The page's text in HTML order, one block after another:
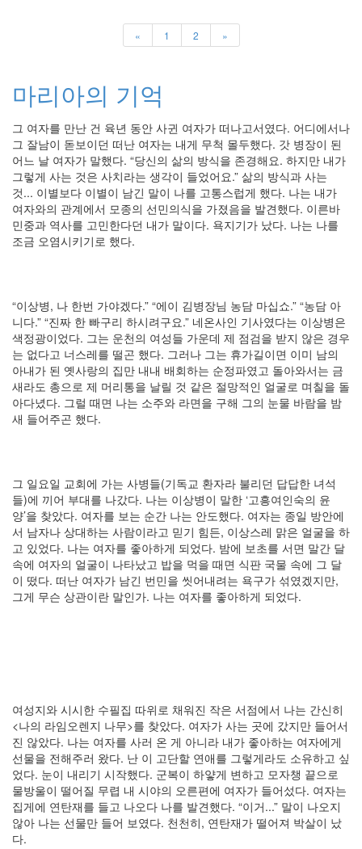
« 1 2 »
마리아의 기억
그 여자를 만난 건 육년 동안 사귄 여자가 떠나고서였다. 어디에서나
그 잘남이 돋보이던 떠난 여자는 내게 무척 몰두했다. 갓 병장이 된
어느 날 여자가 말했다. “당신의 삶의 방식을 존경해요. 하지만 내가
그렇게 사는 것은 사치라는 생각이 들었어요.” 삶의 방식과 사는
것... 이별보다 이별이 남긴 말이 나를 고통스럽게 했다. 나는 내가
여자와의 관계에서 모종의 선민의식을 가졌음을 발견했다. 이른바
민중과 역사를 고민한다던 내가 말이다. 욕지기가 났다. 나는 나를
조금 오염시키기로 했다.
“이상병, 나 한번 가야겠다.” “에이 김병장님 농담 마십쇼.” “농담 아
니다.” “진짜 한 빠구리 하시려구요.” 네온사인 기사였다는 이상병은
색정광이었다. 그는 운천의 여성들 가운데 제 점검을 받지 않은 경우
는 없다고 너스레를 떨곤 했다. 그러나 그는 휴가길이면 이미 남의
아내가 된 옛사랑의 집만 내내 배회하는 순정파였고 돌아와서는 금
새라도 총으로 제 머리통을 날릴 것 같은 절망적인 얼굴로 며칠을 돌
아다녔다. 그럴 때면 나는 소주와 라면을 구해 그의 눈물 바람을 밤
새 들어주곤 했다.
그 일요일 교회에 가는 사병들(기독교 환자라 불리던 답답한 녀석
들)에 끼어 부대를 나갔다. 나는 이상병이 말한 ‘고흥여인숙의 윤
양’을 찾았다. 여자를 보는 순간 나는 안도했다. 여자는 종일 방안에
서 남자나 상대하는 사람이라고 믿기 힘든, 이상스레 맑은 얼굴을 하
고 있었다. 나는 여자를 좋아하게 되었다. 밤에 보초를 서면 말간 달
속에 여자의 얼굴이 나타났고 밥을 먹을 때면 식판 국물 속에 그 달
이 떴다. 떠난 여자가 남긴 번민을 씻어내려는 욕구가 섞였겠지만,
그게 무슨 상관이란 말인가. 나는 여자를 좋아하게 되었다.
여성지와 시시한 수필집 따위로 채워진 작은 서점에서 나는 간신히
<나의 라임오렌지 나무>를 찾았다. 여자가 사는 곳에 갔지만 들어서
진 않았다. 나는 여자를 사러 온 게 아니라 내가 좋아하는 여자에게
선물을 전해주러 왔다. 난 이 고단할 연애를 그렇게라도 소유하고 싶
었다. 눈이 내리기 시작했다. 군복이 하얗게 변하고 모자챙 끝으로
물방울이 떨어질 무렵 내 시야의 오른편에 여자가 들어섰다. 여자는
집게에 연탄재를 들고 나오다 나를 발견했다. “이거...” 말이 나오지
않아 나는 선물만 들어 보였다. 천천히, 연탄재가 떨어져 박살이 났
다.
눈
된
라
마
스
macbook
리
연
애
한
트
북
태
터
툴
즈
클
래
꽃
터
툴
즈
1.0
하
늘
인